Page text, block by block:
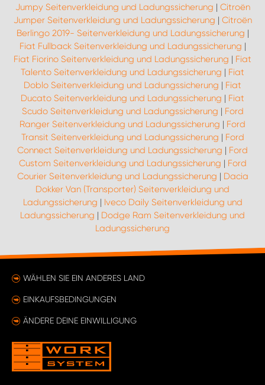
Jumpy Seitenverkleidung und Ladungssicherung | Citroën
Jumper Seitenverkleidung und Ladungssicherung | Citroën
Berlingo 2019- Seitenverkleidung und Ladungssicherung |
Fiat Fullback Seitenverkleidung und Ladungssicherung |
Fiat Fiorino Seitenverkleidung und Ladungssicherung | Fiat
Talento Seitenverkleidung und Ladungssicherung | Fiat
Doblo Seitenverkleidung und Ladungssicherung | Fiat
Ducato Seitenverkleidung und Ladungssicherung | Fiat
Scudo Seitenverkleidung und Ladungssicherung | Ford
Ranger Seitenverkleidung und Ladungssicherung | Ford
Transit Seitenverkleidung und Ladungssicherung | Ford
Connect Seitenverkleidung und Ladungssicherung | Ford
Custom Seitenverkleidung und Ladungssicherung | Ford
Courier Seitenverkleidung und Ladungssicherung | Dacia
Dokker Van (Transporter) Seitenverkleidung und
Ladungssicherung | Iveco Daily Seitenverkleidung und
Ladungssicherung | Dodge Ram Seitenverkleidung und
Ladungssicherung
WÄHLEN SIE EIN ANDERES LAND
EINKAUFSBEDINGUNGEN
ÄNDERE DEINE EINWILLIGUNG